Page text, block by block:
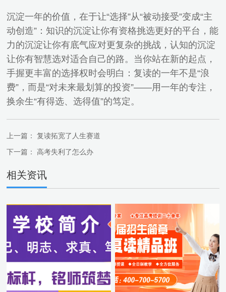
沉淀一年的价值，在于让“选择”从“被动接受”变成“主
动创造”：知识的沉淀让你有资格挑选更好的平台，能
力的沉淀让你有底气应对更复杂的挑战，认知的沉淀
让你有智慧选对适合自己的路。当你站在新的起点，
手握更丰富的选择权时会明白：复读的一年不是“浪
费”，而是“对未来最划算的投资”——用一年的专注，
换余生“有得选、选得值”的笃定。
上一篇：
复读拓宽了人生赛道
下一篇：
高考失利了怎么办
相关资讯